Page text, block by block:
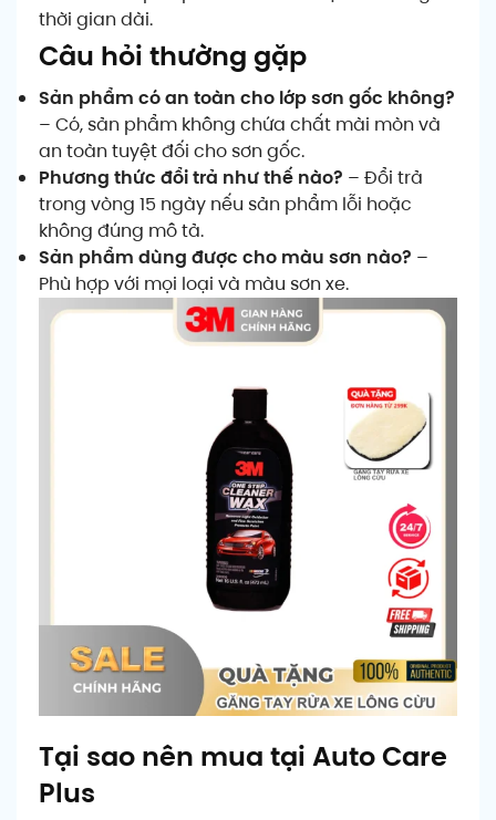
thời gian dài.
Câu hỏi thường gặp
Sản phẩm có an toàn cho lớp sơn gốc không?
– Có, sản phẩm không chứa chất mài mòn và
an toàn tuyệt đối cho sơn gốc.
Phương thức đổi trả như thế nào? – Đổi trả
trong vòng 15 ngày nếu sản phẩm lỗi hoặc
không đúng mô tả.
Sản phẩm dùng được cho màu sơn nào? –
Phù hợp với mọi loại và màu sơn xe.
Tại sao nên mua tại Auto Care
Plus